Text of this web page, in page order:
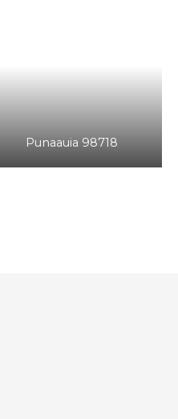
Punaauia 98718